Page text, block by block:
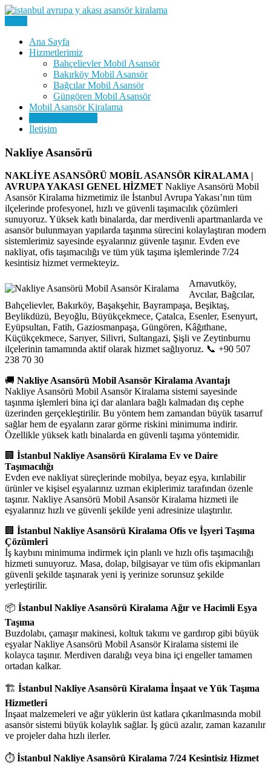
Skip
Avrupa Yakası Mobil Asansör
Kiralama
Ana Sayfa
Hizmetlerimiz
Bahçelievler Mobil Asansör
Bakırköy Mobil Asansör
Bağcılar Mobil Asansör
Güngören Mobil Asansör
Mobil Asansör Kiralama
İletişim
Nakliye Asansörü
NAKLİYE ASANSÖRÜ MOBİL ASANSÖR KİRALAMA |
AVRUPA YAKASI GENEL HİZMET Nakliye Asansörü Mobil
Asansör Kiralama hizmetimiz ile İstanbul Avrupa Yakası’nın tüm
ilçelerinde profesyonel, hızlı ve güvenli taşımacılık çözümleri
sunuyoruz. Yüksek katlı binalarda, dar merdivenli apartmanlarda ve
asansör bulunmayan yapılarda taşınma sürecini kolaylaştıran modern
sistemlerimiz sayesinde eşyalarınız güvenle taşınır. Evden eve
nakliyat, ofis taşımacılığı ve tüm yük taşıma işlemlerinde 7/24
kesintisiz hizmet vermekteyiz.
Arnavutköy,
Avcılar, Bağcılar,
Bahçelievler, Bakırköy, Başakşehir, Bayrampaşa, Beşiktaş,
Beylikdüzü, Beyoğlu, Büyükçekmece, Çatalca, Esenler, Esenyurt,
Eyüpsultan, Fatih, Gaziosmanpaşa, Güngören, Kâğıthane,
Küçükçekmece, Sarıyer, Silivri, Sultangazi, Şişli ve Zeytinburnu
ilçelerinin tamamında aktif olarak hizmet sağlıyoruz. 📞 +90 507
238 70 30
🚚 Nakliye Asansörü Mobil Asansör Kiralama Avantajı
Nakliye Asansörü Mobil Asansör Kiralama sistemi sayesinde
taşınma işlemleri bina içi dar alanlara bağlı kalmadan dış cephe
üzerinden gerçekleştirilir. Bu yöntem hem zamandan büyük tasarruf
sağlar hem de eşyaların zarar görme riskini minimuma indirir.
Özellikle yüksek katlı binalarda en güvenli taşıma yöntemidir.
🏢 İstanbul Nakliye Asansörü Kiralama Ev ve Daire
Taşımacılığı
Evden eve nakliyat süreçlerinde mobilya, beyaz eşya, kırılabilir
ürünler ve kişisel eşyalarınız uzman ekiplerimiz tarafından özenle
taşınır. Nakliye Asansörü Mobil Asansör Kiralama hizmeti ile
eşyalarınız hızlı ve güvenli şekilde yeni adresinize ulaştırılır.
🏢 İstanbul Nakliye Asansörü Kiralama Ofis ve İşyeri Taşıma
Çözümleri
İş kaybını minimuma indirmek için planlı ve hızlı ofis taşımacılığı
hizmeti sunuyoruz. Masa, dolap, bilgisayar ve tüm ofis ekipmanları
güvenli şekilde taşınarak yeni iş yerinize sorunsuz şekilde
yerleştirilir.
📦 İstanbul Nakliye Asansörü Kiralama Ağır ve Hacimli Eşya
Taşıma
Buzdolabı, çamaşır makinesi, koltuk takımı ve gardırop gibi büyük
eşyalar Nakliye Asansörü Mobil Asansör Kiralama sistemi ile
kolayca taşınır. Merdiven daralığı veya bina içi engeller tamamen
ortadan kalkar.
🏗️ İstanbul Nakliye Asansörü Kiralama İnşaat ve Yük Taşıma
Hizmetleri
İnşaat malzemeleri ve ağır yüklerin üst katlara çıkarılmasında mobil
asansör sistemi büyük kolaylık sağlar. İş gücü azalır, zaman kazanılır
ve projeler daha hızlı ilerler.
⏱️ İstanbul Nakliye Asansörü Kiralama 7/24 Kesintisiz Hizmet